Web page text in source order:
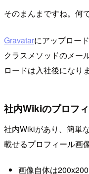
そのまんまですね。何
Gravatarにアップロー
クラスメソッドのメー
ロードは入社後になり
社内Wikiのプロフ
社内Wikiがあり、簡単
載せるプロフィール画
画像自体は200x200